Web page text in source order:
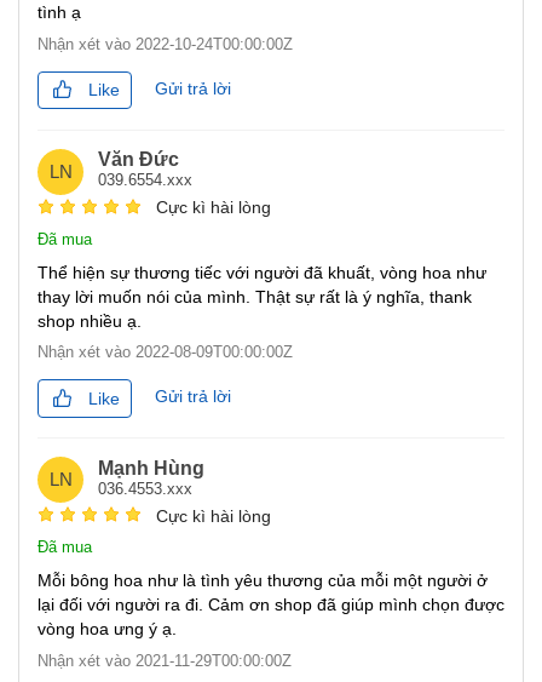
tình ạ
Nhận xét vào 2022-10-24T00:00:00Z
Like Gửi trả lời
LN
Văn Đức
039.6554.xxx
Cực kì hài lòng
Đã mua
Thể hiện sự thương tiếc với người đã khuất, vòng hoa như
thay lời muốn nói của mình. Thật sự rất là ý nghĩa, thank
shop nhiều ạ.
Nhận xét vào 2022-08-09T00:00:00Z
Like Gửi trả lời
LN
Mạnh Hùng
036.4553.xxx
Cực kì hài lòng
Đã mua
Mỗi bông hoa như là tình yêu thương của mỗi một người ở
lại đối với người ra đi. Cảm ơn shop đã giúp mình chọn được
vòng hoa ưng ý ạ.
Nhận xét vào 2021-11-29T00:00:00Z